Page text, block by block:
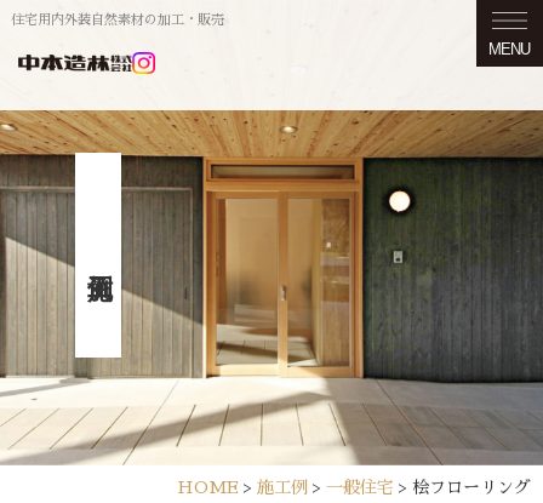
住宅用内外装自然素材の加工・販売
MENU
HOME > 施工例 > 一般住宅 > 桧フローリング